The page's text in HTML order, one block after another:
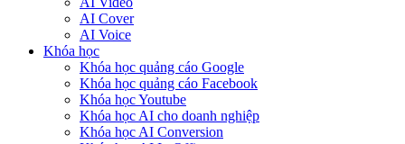
AI Cover
AI Voice
Khóa học
Khóa học quảng cáo Google
Khóa học quảng cáo Facebook
Khóa học Youtube
Khóa học AI cho doanh nghiệp
Khóa học AI Conversion